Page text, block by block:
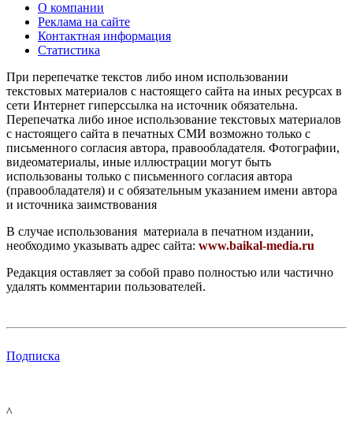
О компании
Реклама на сайте
Контактная информация
Статистика
При перепечатке текстов либо ином использовании
текстовых материалов с настоящего сайта на иных ресурсах в
сети Интернет гиперссылка на источник обязательна.
Перепечатка либо иное использование текстовых материалов
с настоящего сайта в печатных СМИ возможно только с
письменного согласия автора, правообладателя. Фотографии,
видеоматериалы, иные иллюстрации могут быть
использованы только с письменного согласия автора
(правообладателя) и с обязательным указанием имени автора
и источника заимствования
В случае использования материала в печатном издании,
необходимо указывать адрес сайта: www.baikal-media.ru
Редакция оставляет за собой право полностью или частично
удалять комментарии пользователей.
Подписка
^